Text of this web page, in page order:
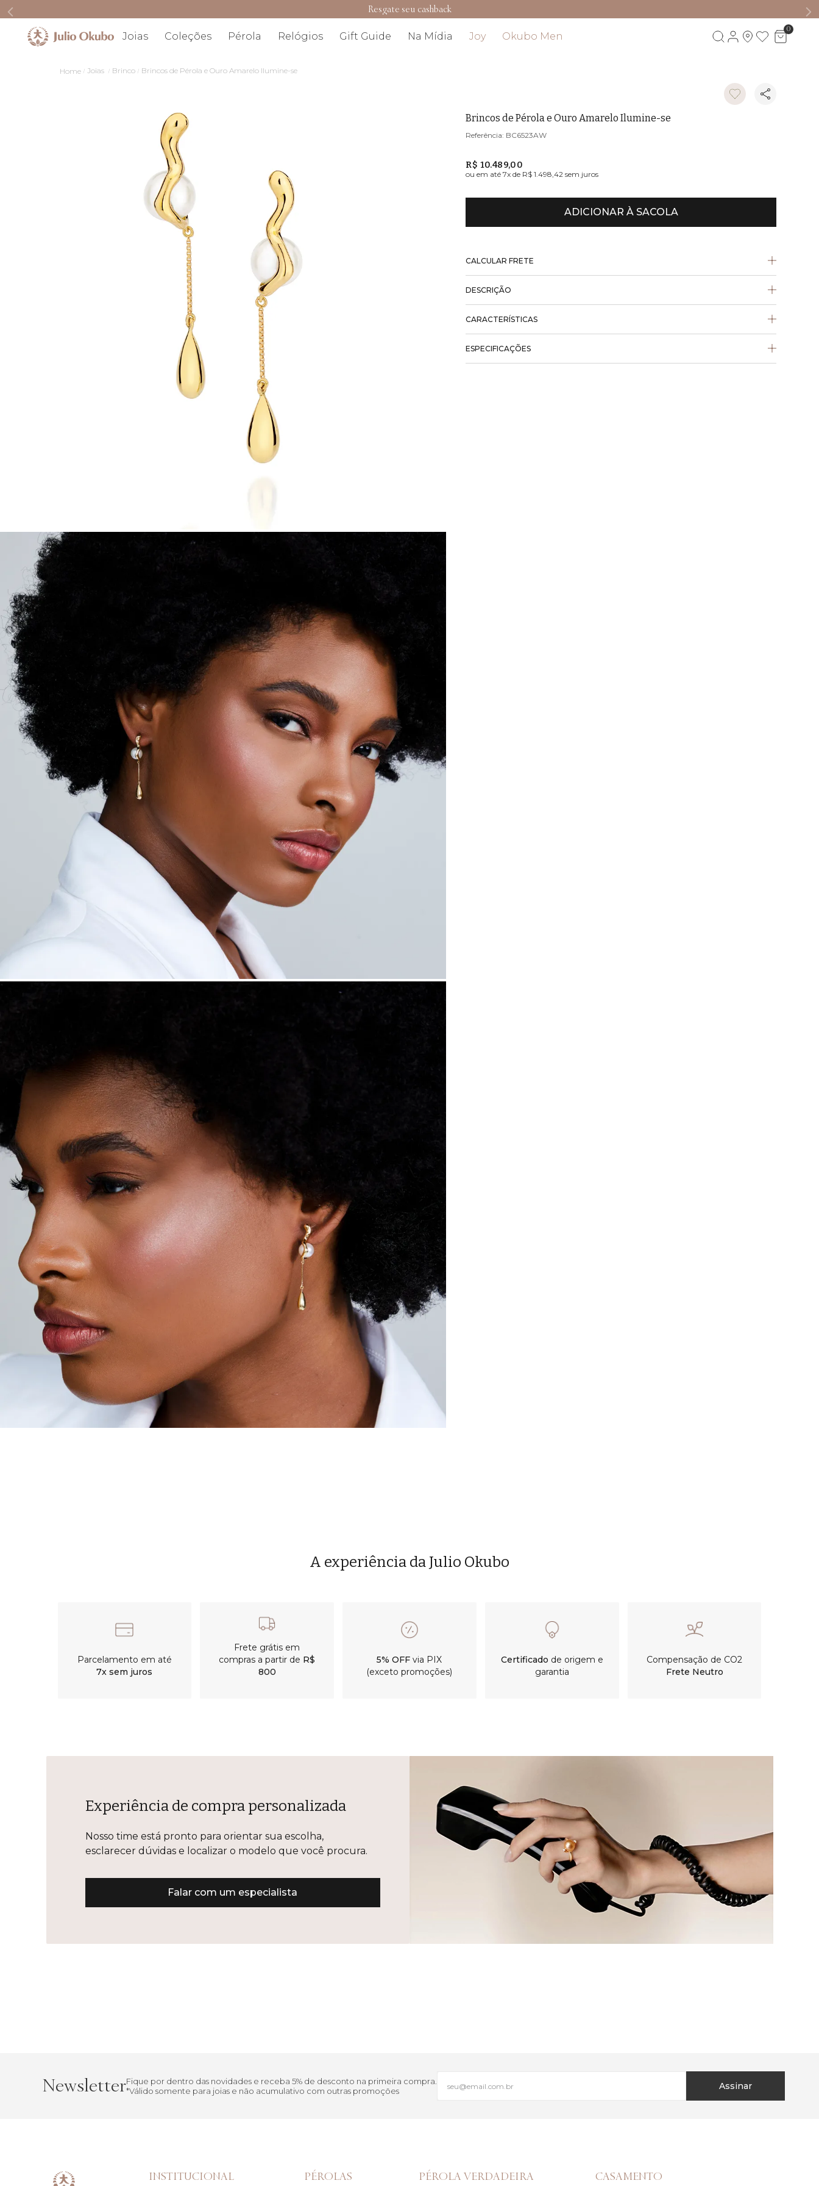
Resgate seu cashback
Joias Coleções Pérola Relógios Gift Guide Na Mídia Joy Okubo Men
0
Joias Brinco Brincos de Pérola e Ouro Amarelo Ilumine-se
Brincos de Pérola e Ouro Amarelo Ilumine-se
BC6523AW
R$ 10.489,00
ou em até7x de R$ 1.498,42 sem juros
ADICIONAR À SACOLA
CALCULAR FRETE
DESCRIÇÃO
CARACTERÍSTICAS
ESPECIFICAÇÕES
A experiência da Julio Okubo
Parcelamento em até
7x sem juros
Frete grátis em
compras a partir de R$
800
5% OFF via PIX
(exceto promoções)
Certificado de origem e
garantia
Compensação de CO2
Frete Neutro
Experiência de compra personalizada
Nosso time está pronto para orientar sua escolha,
esclarecer dúvidas e localizar o modelo que você procura.
Falar com um especialista
NewsletterFique por dentro das novidades e receba 5% de desconto na primeira compra.
*Válido somente para joias e não acumulativo com outras promoções
Assinar
INSTITUCIONAL PÉROLAS PÉROLA VERDADEIRA CASAMENTO